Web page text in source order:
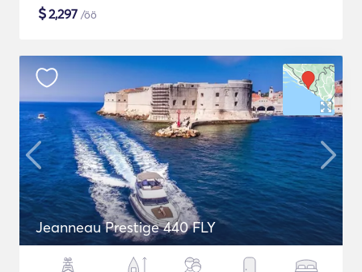
$2,297 /öö
Jeanneau Prestige 440 FLY